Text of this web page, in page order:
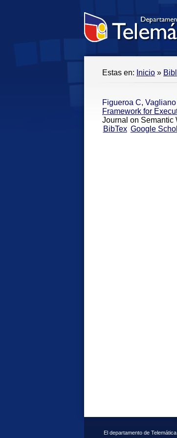
Estas en: Inicio »
Figueroa C, Vagliano I
Framework for
Journal on Semantic
BibTex Google
El departamento de Telemática